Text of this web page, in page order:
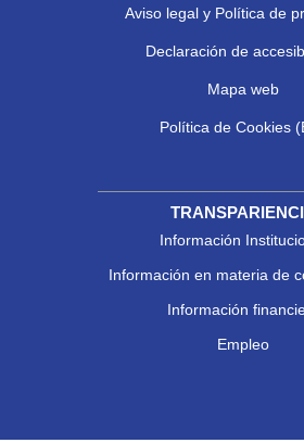
Aviso legal y Política de
Declaración de
Mapa web
Política de Cookies
Información
Información en materia de
Información
Empleo